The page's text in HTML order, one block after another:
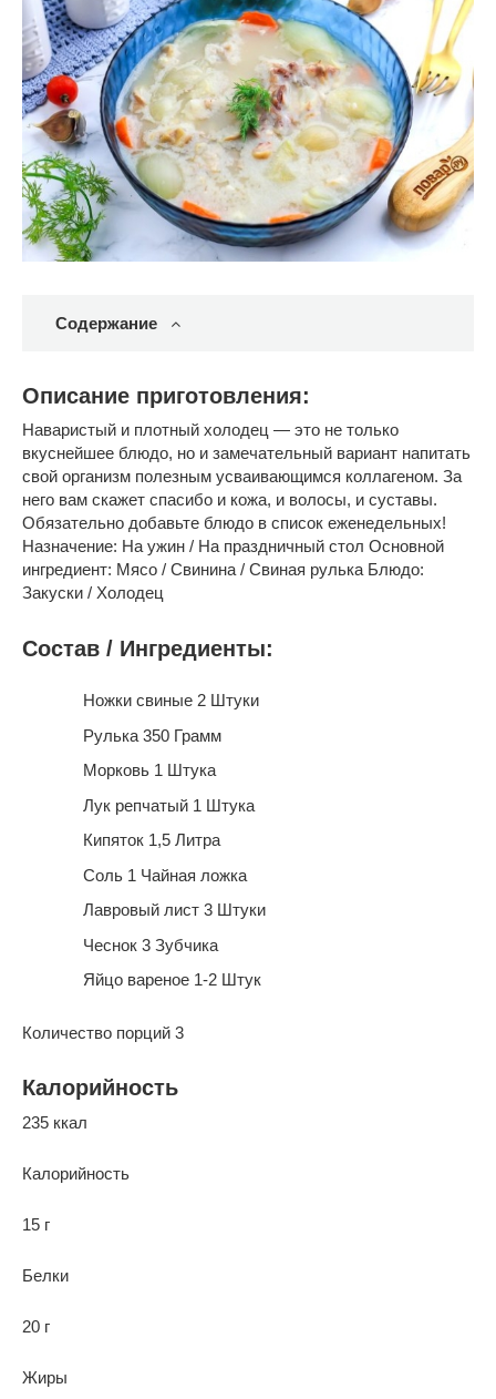
Содержание
Описание приготовления:
Наваристый и плотный холодец — это не только
вкуснейшее блюдо, но и замечательный вариант напитать
свой организм полезным усваивающимся коллагеном. За
него вам скажет спасибо и кожа, и волосы, и суставы.
Обязательно добавьте блюдо в список еженедельных!
Назначение: На ужин / На праздничный стол Основной
ингредиент: Мясо / Свинина / Свиная рулька Блюдо:
Закуски / Холодец
Состав / Ингредиенты:
Ножки свиные 2 Штуки
Рулька 350 Грамм
Морковь 1 Штука
Лук репчатый 1 Штука
Кипяток 1,5 Литра
Соль 1 Чайная ложка
Лавровый лист 3 Штуки
Чеснок 3 Зубчика
Яйцо вареное 1-2 Штук
Количество порций 3
Калорийность
235 ккал
Калорийность
15 г
Белки
20 г
Жиры